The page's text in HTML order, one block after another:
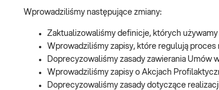
Wprowadziliśmy następujące zmiany:
Zaktualizowaliśmy definicje, których
Wprowadziliśmy zapisy, które regulują proces
Doprecyzowaliśmy zasady zawierania Umów
Wprowadziliśmy zapisy o Akcjach
Doprecyzowaliśmy zasady dotyczące